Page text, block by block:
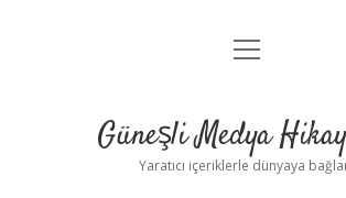
Anasayfa
Yasal Uyarı
menüyü
Güneşli Medya
Yaratıcı içeriklerle dünyaya